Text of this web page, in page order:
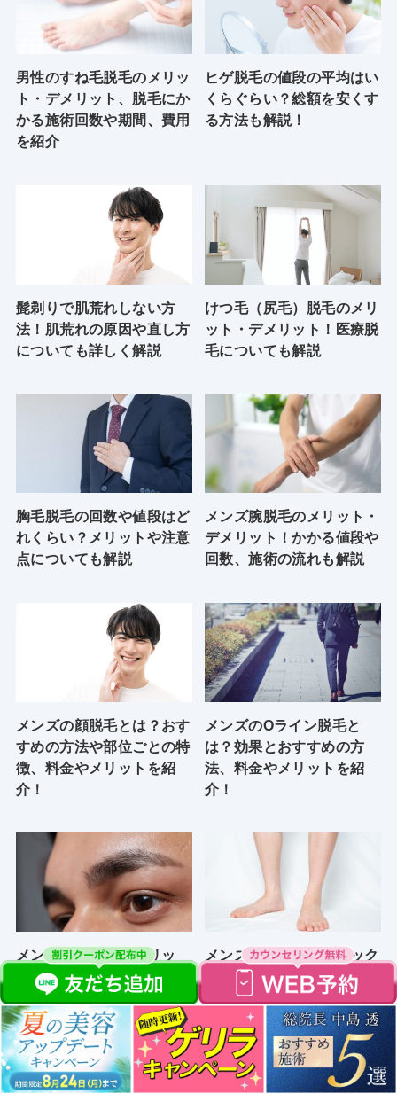
男性のすね毛脱毛のメリッ
ト・デメリット、脱毛にか
かる施術回数や期間、費用
を紹介
ヒゲ脱毛の値段の平均はい
くらぐらい？総額を安くす
る方法も解説！
髭剃りで肌荒れしない方
法！肌荒れの原因や直し方
についても詳しく解説
けつ毛（尻毛）脱毛のメリ
ット・デメリット！医療脱
毛についても解説
胸毛脱毛の回数や値段はど
れくらい？メリットや注意
点についても解説
メンズ腕脱毛のメリット・
デメリット！かかる値段や
回数、施術の流れも解説
メンズの顔脱毛とは？おす
すめの方法や部位ごとの特
徴、料金やメリットを紹
介！
メンズのOライン脱毛と
は？効果とおすすめの方
法、料金やメリットを紹
介！
メンズ眉毛脱毛のメリッ
ト・デメリットは？費用や
回数についても詳しく解説
メンズ足脱毛をクリニック
で行うメリット！値段やか
かる時間についても解説